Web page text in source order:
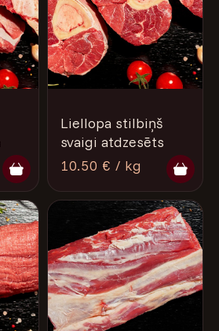
Liellopa stilbiņš
svaigi atdzesēts
10.50 € / kg